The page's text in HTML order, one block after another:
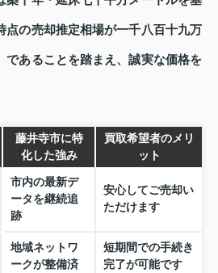
点の売却推定相場が一千八百十九万
であることを踏まえ、誠実な価格を
藤井寺市に特
化した強み
買取希望者のメリ
ット
市内の最新デ
ータを継続追
跡
安心してご売却い
ただけます
地域ネットワ
ークが整備済
短期間での手続き
完了が可能です